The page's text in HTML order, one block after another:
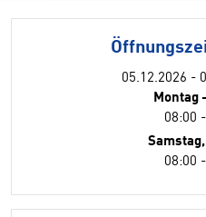
05.12.2026 -
Montag
08:00
08:00